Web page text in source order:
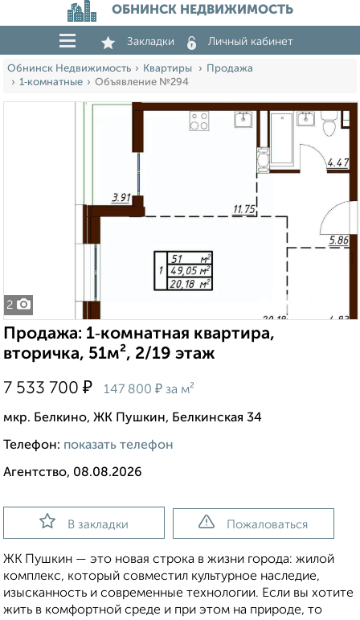
ОБНИНСК НЕДВИЖИМОСТЬ
Закладки Личный кабинет
Обнинск Недвижимость Квартиры
Продажа
1‑комнатные
Объявление №294
2
Продажа: 1‑комнатная квартира,
вторичка, 51м², 2/19 этаж
7 533 700 ₽ 147 800 ₽ за м²
мкр. Белкино, ЖК Пушкин, Белкинская 34
Телефон: показать телефон
Агентство, 08.08.2026
В закладки Пожаловаться
ЖК Пушкин — это новая строка в жизни города: жилой
комплекс, который совместил культурное наследие,
изысканность и современные технологии. Если вы хотите
жить в комфортной среде и при этом на природе, то